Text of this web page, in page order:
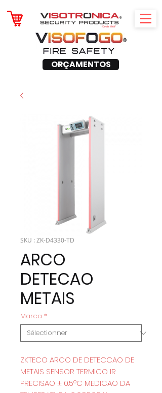
ORÇAMENTOS
SKU : ZK-D4330-TD
ARCO
DETECAO
METAIS
Marca *
ZKTECO ARCO DE DETECCAO DE
METAIS SENSOR TERMICO IR
PRECISAO ± 0.5ºC MEDICAO DA